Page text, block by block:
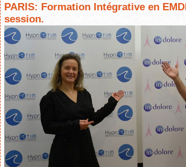
PARIS: Formation Intégrative en
session.